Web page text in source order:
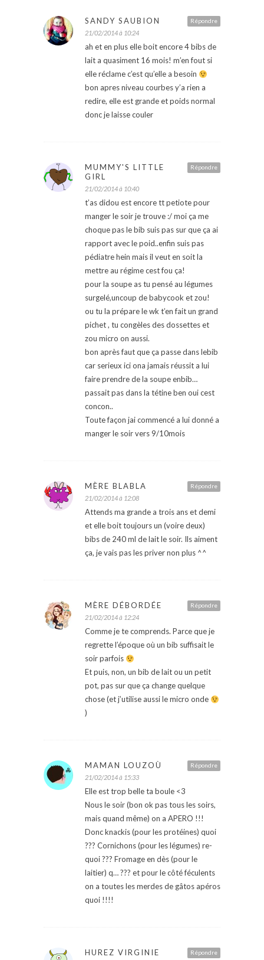
Répondre
SANDY SAUBION
21/02/2014 à 10:24
ah et en plus elle boit encore 4 bibs de
lait a quasiment 16 mois! m’en fout si
elle réclame c’est qu’elle a besoin
bon apres niveau courbes y’a rien a
redire, elle est grande et poids normal
donc je laisse couler
Répondre
MUMMY'S LITTLE
GIRL
21/02/2014 à 10:40
t’as didou est encore tt petiote pour
manger le soir je trouve :/ moi ça me
choque pas le bib suis pas sur que ça ai
rapport avec le poid..enfin suis pas
pédiatre hein mais il veut en soit la
mettre au régime cest fou ça!
pour la soupe as tu pensé au légumes
surgelé,uncoup de babycook et zou!
ou tu la prépare le wk t’en fait un grand
pichet , tu congèles des dossettes et
zou micro on aussi.
bon après faut que ça passe dans lebib
car serieux ici ona jamais réussit a lui
faire prendre de la soupe enbib…
passait pas dans la tétine ben oui cest
concon..
Toute façon jai commencé a lui donné a
manger le soir vers 9/10mois
Répondre
MÈRE BLABLA
21/02/2014 à 12:08
Attends ma grande a trois ans et demi
et elle boit toujours un (voire deux)
bibs de 240 ml de lait le soir. Ils aiment
ça, je vais pas les priver non plus ^^
Répondre
MÈRE DÉBORDÉE
21/02/2014 à 12:24
Comme je te comprends. Parce que je
regrette l’époque où un bib suffisait le
soir parfois
Et puis, non, un bib de lait ou un petit
pot, pas sur que ça change quelque
chose (et j’utilise aussi le micro onde
)
Répondre
MAMAN LOUZOÙ
21/02/2014 à 15:33
Elle est trop belle ta boule <3
Nous le soir (bon ok pas tous les soirs,
mais quand même) on a APERO !!!
Donc knackis (pour les protéines) quoi
??? Cornichons (pour les légumes) re-
quoi ??? Fromage en dès (pour le
laitier) q… ??? et pour le côté féculents
on a toutes les merdes de gâtos apéros
quoi !!!!
Répondre
HUREZ VIRGINIE